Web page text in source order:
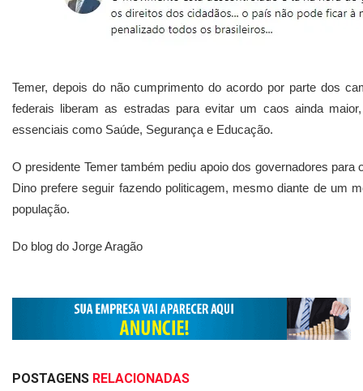
Temer, depois do não cumprimento do acordo por parte dos
federais liberam as estradas para evitar um caos ainda
essenciais como Saúde, Segurança e Educação.
O presidente Temer também pediu apoio dos governadores
Dino prefere seguir fazendo politicagem, mesmo diante de um
população.
Do blog do Jorge Aragão
POSTAGENS RELACIONADAS